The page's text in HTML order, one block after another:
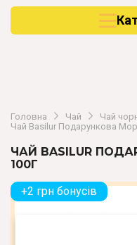
Головна Чай Чай
Чай Basilur Подарункова
ЧАЙ BASILUR
100Г
+2 грн бонусів